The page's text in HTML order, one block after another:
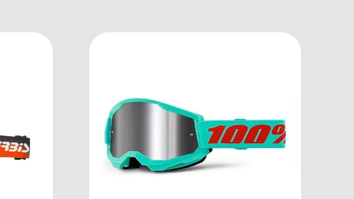
29,99 €.20,99 €.